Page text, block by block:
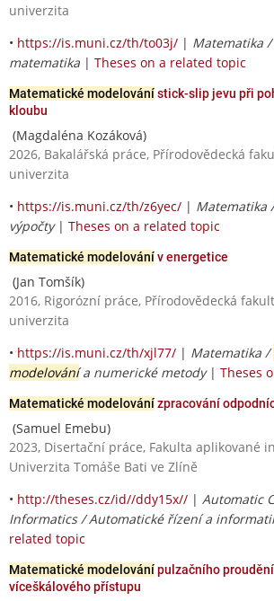
univerzita
• https://is.muni.cz/th/to03j/ | Matematika
matematika | Theses on a related topic
Matematické modelovánístick-slip jevu při
kloubu
(Magdaléna Kozáková)
2026, Bakalářská práce, Přírodovědecká
univerzita
• https://is.muni.cz/th/z6yec/ | Matematika
výpočty| Theses on a related topic
Matematické modelovánív energetice
(Jan Tomšík)
2016, Rigorózní práce, Přírodovědecká
univerzita
• https://is.muni.cz/th/xjl77/ | Matematika /
modelovánía numerické metody| Theses
Matematické modelovánízpracování
(Samuel Emebu)
2023, Disertační práce, Fakulta aplikované
Univerzita Tomáše Bati ve Zlíně
• http://theses.cz/id//ddy15x// | Automatic
Informatics / Automatické řízení a
related topic
Matematické modelovánípulzačního
víceškálového přístupu